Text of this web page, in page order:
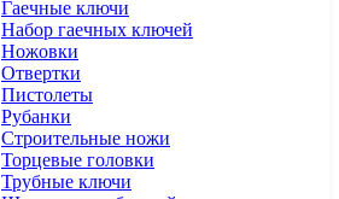
Гаечные ключи
Набор гаечных ключей
Ножовки
Отвертки
Пистолеты
Рубанки
Строительные ножи
Торцевые головки
Трубные ключи